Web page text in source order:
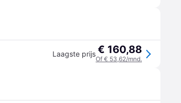
Laagste prijs € 160,88
Of € 53,62/mnd.